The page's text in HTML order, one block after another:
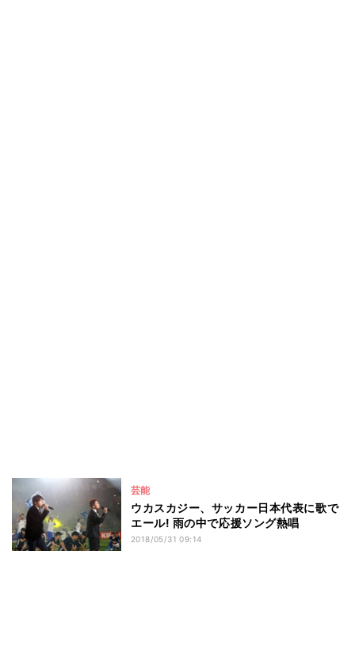
芸能
ウカスカジー、サッカー日本代表に歌で
エール! 雨の中で応援ソング熱唱
2018/05/31 09:14